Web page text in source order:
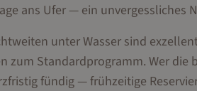
ans Ufer — ein unvergessliches
unter Wasser sind
Standardprogramm. Wer die
fündig — frühzeitige